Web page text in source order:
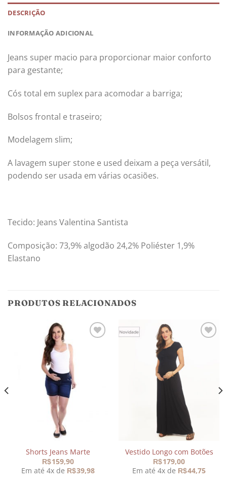
DESCRIÇÃO
INFORMAÇÃO ADICIONAL
Jeans super macio para proporcionar maior conforto
para gestante;
Cós total em suplex para acomodar a barriga;
Bolsos frontal e traseiro;
Modelagem slim;
A lavagem super stone e used deixam a peça versátil,
podendo ser usada em várias ocasiões.
Tecido: Jeans Valentina Santista
Composição: 73,9% algodão 24,2% Poliéster 1,9%
Elastano
PRODUTOS RELACIONADOS
Shorts Jeans Marte
R$159,90
Em até 4x de R$39,98
Vestido Longo com Botões
R$179,00
Em até 4x de R$44,75